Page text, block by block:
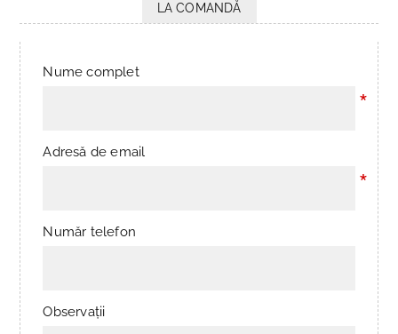
LA COMANDĂ
Nume complet
*
Adresă de email
*
Număr telefon
Observații